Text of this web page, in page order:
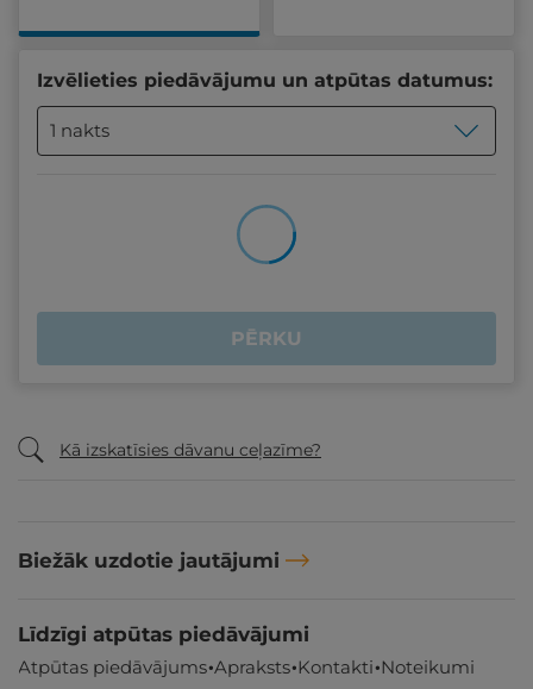
Izvēlieties piedāvājumu un atpūtas datumus:
1 nakts
PĒRKU
Kā izskatīsies dāvanu ceļazīme?
Biežāk uzdotie jautājumi
Atpūtas piedāvājums Apraksts Kontakti Noteikumi
Līdzīgi atpūtas piedāvājumi